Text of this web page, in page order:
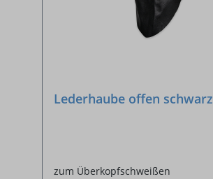
Lederhaube offen schwarz
zum Überkopfschweißen